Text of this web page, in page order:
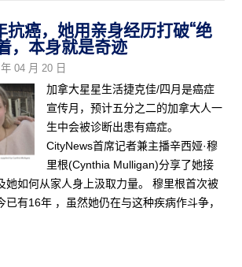
抗癌，她用亲身经历打破“绝
，本身就是奇迹
04 月 20 日
加拿大星星生活捷克佳/四月是癌症
宣传月，预计五分之二的加拿大人一
生中会被诊断出患有癌症。
CityNews首席记者兼主播辛西娅·穆
里根(Cynthia Mulligan)分享了她接
她如何从家人身上汲取力量。 穆里根首次被
已有16年 ，虽然她仍在与这种疾病作斗争，